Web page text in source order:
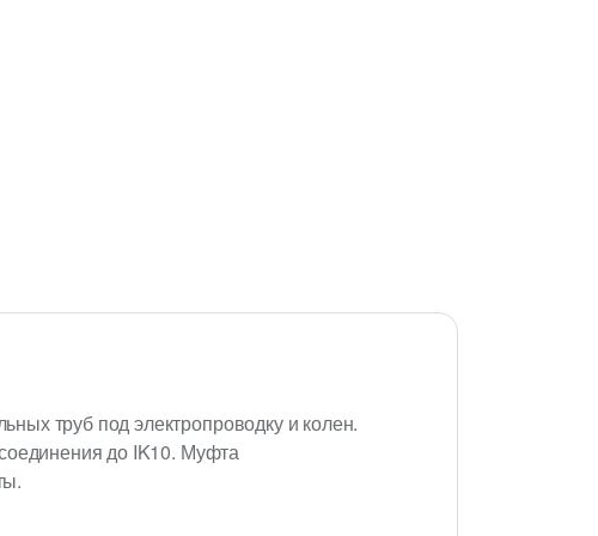
труб под электропроводку и колен.
до IK10. Муфта